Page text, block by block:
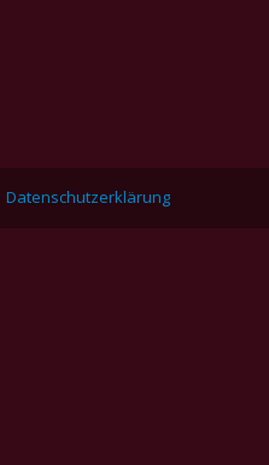
Datenschutzerklärung